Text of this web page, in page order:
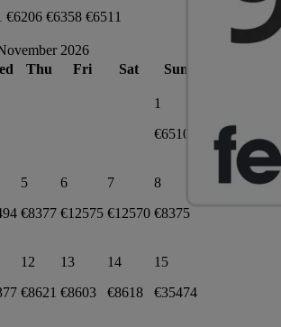
€6206 €6358 €6511
2026
Thu Fri Sat Sun
1
€6510
5
€8377
6
€12575
7
€12570
8
€8375
12
€8621
13
€8603
14
€8618
15
€35474